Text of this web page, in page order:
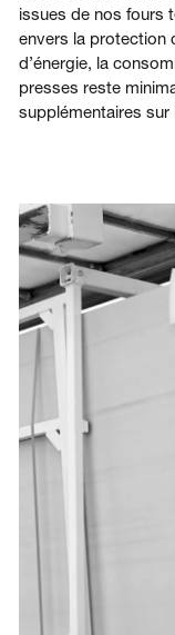
issues de nos fours
envers la protection
d’énergie, la
presses reste
supplémentaires sur